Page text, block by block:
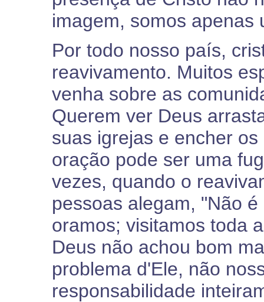
imagem, somos apenas
Por todo nosso país,
reavivamento. Muitos
venha sobre as
Querem ver Deus
suas igrejas e encher
oração pode ser uma
vezes, quando o
pessoas alegam, "Não
oramos; visitamos toda
Deus não achou bom
problema d'Ele, não
responsabilidade